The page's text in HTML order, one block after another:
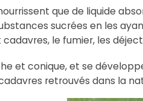
que de liquide
sucrées en les
le fumier, les
et conique, et se
retrouvés dans la